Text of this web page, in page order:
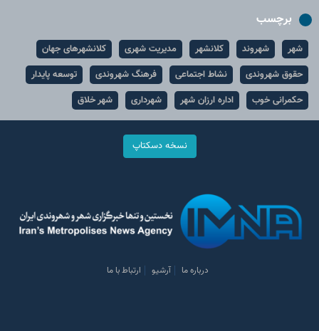
برچسب
شهر شهروند کلانشهر مدیریت شهری
کلانشهرهای جهان
حقوق شهروندی
نشاط اجتماعی فرهنگ شهروندی
توسعه پایدار
حکمرانی خوب
اداره ارزان شهر شهرداری شهر خلاق
نسخه دسکتاپ
درباره ما آرشیو ارتباط با ما